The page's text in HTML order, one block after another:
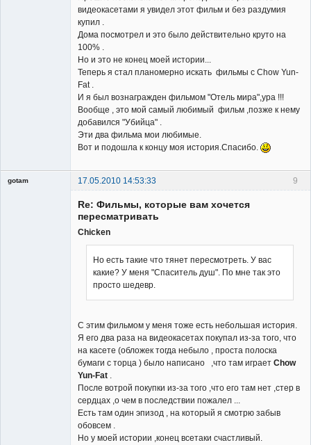
видеокасетами я увидел этот фильм и без раздумия
купил .
Дома посмотрел и это было действительно круто на
100% .
Но и это не конец моей истории...
Теперь я стал планомерно искать фильмы с Chow Yun-
Fat .
И я был вознагражден фильмом "Отель мира",ура !!!
Вообще , это мой самый любимый фильм ,позже к нему
добавился "Убийца" .
Эти два фильма мои любимые.
Вот и подошла к концу моя история.Спасибо.
9
gotam
17.05.2010 14:53:33
Re: Фильмы, которые вам хочется
пересматривать
Chicken
Но есть такие что тянет пересмотреть. У вас
какие? У меня "Спаситель душ". По мне так это
просто шедевр.
С этим фильмом у меня тоже есть небольшая история.
Я его два раза на видеокасетах покупал из-за того, что
на касете (обложек тогда небыло , проста полоска
бумаги с торца ) было написано ,что там играет Chow
Yun-Fat .
После вотрой покупки из-за того ,что его там нет ,стер в
сердцах ,о чем в последствии пожалел ...
Есть там один эпизод , на который я смотрю забыв
обовсем .
Но у моей истории ,конец всетаки счастливый.